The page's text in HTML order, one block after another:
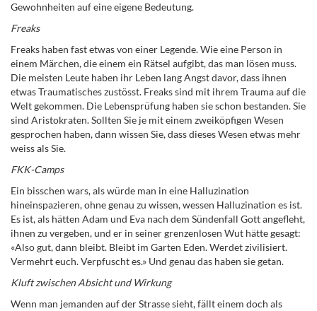
Gewohnheiten auf eine eigene Bedeutung.
Freaks
Freaks haben fast etwas von einer Legende. Wie eine Person in
einem Märchen, die einem ein Rätsel aufgibt, das man lösen muss.
Die meisten Leute haben ihr Leben lang Angst davor, dass ihnen
etwas Traumatisches zustösst. Freaks sind mit ihrem Trauma auf die
Welt gekommen. Die Lebensprüfung haben sie schon bestanden. Sie
sind Aristokraten. Sollten Sie je mit einem zweiköpfigen Wesen
gesprochen haben, dann wissen Sie, dass dieses Wesen etwas mehr
weiss als Sie.
FKK-Camps
Ein bisschen wars, als würde man in eine Halluzination
hineinspazieren, ohne genau zu wissen, wessen Halluzination es ist.
Es ist, als hätten Adam und Eva nach dem Sündenfall Gott angefleht,
ihnen zu vergeben, und er in seiner grenzenlosen Wut hätte gesagt:
«Also gut, dann bleibt. Bleibt im Garten Eden. Werdet zivilisiert.
Vermehrt euch. Verpfuscht es.» Und genau das haben sie getan.
Kluft zwischen Absicht und Wirkung
Wenn man jemanden auf der Strasse sieht, fällt einem doch als